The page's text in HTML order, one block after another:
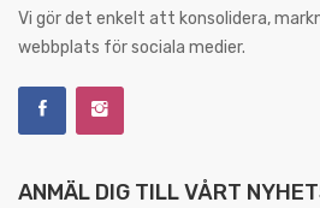
Vi gör det enkelt att konsolidera,
webbplats för sociala medier.
ANMÄL DIG TILL VÅRT